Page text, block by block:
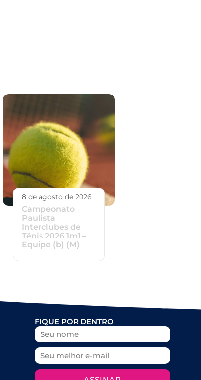
8 de agosto de 2026
Campeonato
Paulista
Interclubes de
Tênis 2026 1m1 –
Equipe (b) (M)
FIQUE POR DENTRO